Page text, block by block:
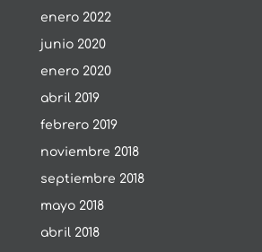
enero 2022
junio 2020
enero 2020
abril 2019
febrero 2019
noviembre 2018
septiembre 2018
mayo 2018
abril 2018